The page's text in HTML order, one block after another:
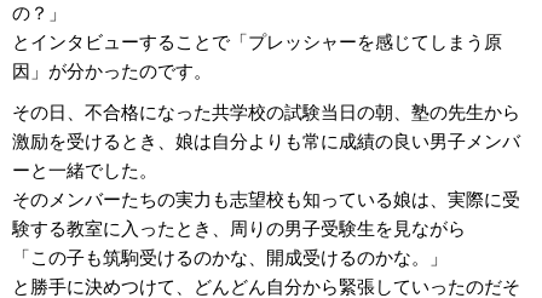
の？」
とインタビューすることで「プレッシャーを感じてしまう原
因」が分かったのです。
その日、不合格になった共学校の試験当日の朝、塾の先生から
激励を受けるとき、娘は自分よりも常に成績の良い男子メンバ
ーと一緒でした。
そのメンバーたちの実力も志望校も知っている娘は、実際に受
験する教室に入ったとき、周りの男子受験生を見ながら
「この子も筑駒受けるのかな、開成受けるのかな。」
と勝手に決めつけて、どんどん自分から緊張していったのだそ